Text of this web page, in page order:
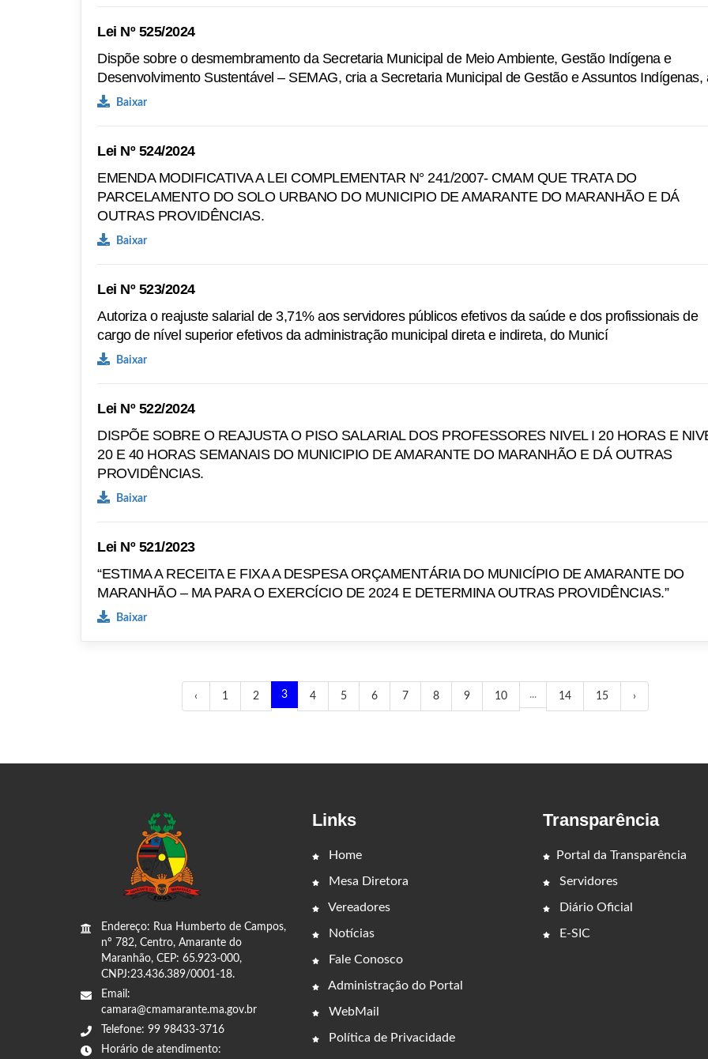
Lei Nº 525/2024
Dispõe sobre o desmembramento da Secretaria Municipal de Meio Ambiente, Gestão Indígena e
Desenvolvimento Sustentável – SEMAG, cria a Secretaria Municipal de Gestão e Assuntos Indígenas,
Baixar
Lei Nº 524/2024
EMENDA MODIFICATIVA A LEI COMPLEMENTAR N° 241/2007- CMAM QUE TRATA DO
PARCELAMENTO DO SOLO URBANO DO MUNICIPIO DE AMARANTE DO MARANHÃO E DÁ
OUTRAS PROVIDÊNCIAS.
Baixar
Lei Nº 523/2024
Autoriza o reajuste salarial de 3,71% aos servidores públicos efetivos da saúde e dos profissionais de
cargo de nível superior efetivos da administração municipal direta e indireta, do Municí
Baixar
Lei Nº 522/2024
DISPÕE SOBRE O REAJUSTA O PISO SALARIAL DOS PROFESSORES NIVEL I 20 HORAS E
20 E 40 HORAS SEMANAIS DO MUNICIPIO DE AMARANTE DO MARANHÃO E DÁ OUTRAS
PROVIDÊNCIAS.
Baixar
Lei Nº 521/2023
“ESTIMA A RECEITA E FIXA A DESPESA ORÇAMENTÁRIA DO MUNICÍPIO DE AMARANTE DO
MARANHÃO – MA PARA O EXERCÍCIO DE 2024 E DETERMINA OUTRAS PROVIDÊNCIAS.”
Baixar
‹ 1 2 3 4 5 6 7 8 9 10 ... 14 15 ›
Endereço: Rua Humberto de Campos,
nº 782, Centro, Amarante do
Maranhão, CEP: 65.923-000,
CNPJ:23.436.389/0001-18.
Email:
camara@cmamarante.ma.gov.br
Telefone: 99 98433-3716
Horário de atendimento:
Links
Home
Mesa Diretora
Vereadores
Notícias
Fale Conosco
Administração do Portal
WebMail
Política de Privacidade
Transparência
Portal da Transparência
Servidores
Diário Oficial
E-SIC